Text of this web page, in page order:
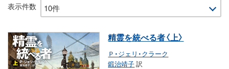
表示件数
精霊を統べる者〈上〉
Ｐ・ジェリ・クラーク
鍛治靖子訳